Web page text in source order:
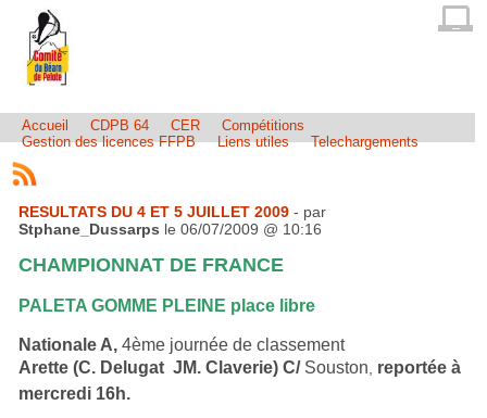
Accueil CDPB 64 CER
Compétitions
Gestion des licences FFPB
Liens utiles Telechargements
RESULTATS DU 4 ET 5 JUILLET 2009 - par
Stphane_Dussarps le 06/07/2009 @ 10:16
CHAMPIONNAT DE FRANCE
PALETA GOMME PLEINE place libre
Nationale A, 4ème journée de classement
Arette (C. Delugat  JM. Claverie) C/Souston reportée à
mercredi 16h.